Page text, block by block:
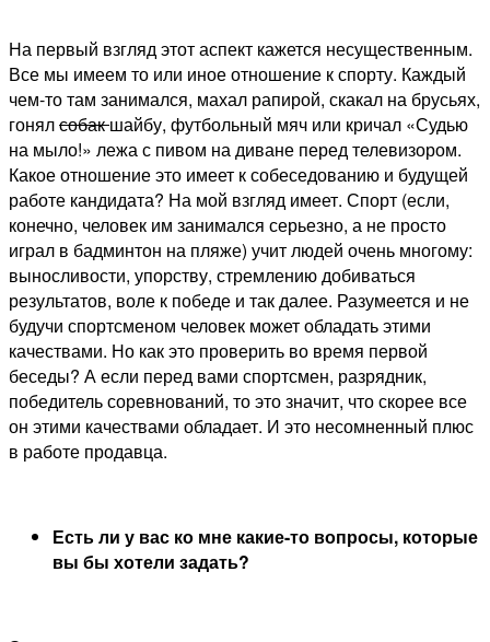
На первый взгляд этот аспект кажется несущественным.
Все мы имеем то или иное отношение к спорту. Каждый
чем-то там занимался, махал рапирой, скакал на брусьях,
гонялсобакшайбу, футбольный мяч или кричал «Судью
на мыло!» лежа с пивом на диване перед телевизором.
Какое отношение это имеет к собеседованию и будущей
работе кандидата? На мой взгляд имеет. Спорт (если,
конечно, человек им занимался серьезно, а не просто
играл в бадминтон на пляже) учит людей очень многому:
выносливости, упорству, стремлению добиваться
результатов, воле к победе и так далее. Разумеется и не
будучи спортсменом человек может обладать этими
качествами. Но как это проверить во время первой
беседы? А если перед вами спортсмен, разрядник,
победитель соревнований, то это значит, что скорее все
он этими качествами обладает. И это несомненный плюс
в работе продавца.
Есть ли у вас ко мне какие-то вопросы, которые
вы бы хотели задать?